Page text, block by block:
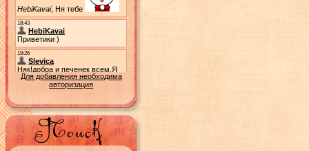
Для добавления необходима
авторизация